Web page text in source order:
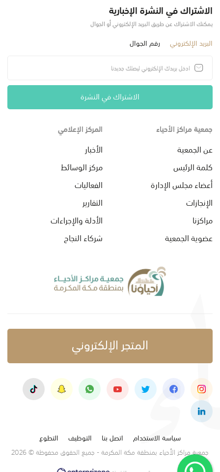
الاشتراك في النشرة الإخبارية
يمكنك الاشتراك عن طريق البريد الإلكتروني أو الجوال
البريد الإلكتروني رقم الجوال
الاشتراك في النشرة
جمعية مراكز الأحياء
عن الجمعية
كلمة الرئيس
أعضاء مجلس الإدارة
الإنجازات
مراكزنا
عضوية الجمعية
المركز الإعلامي
الأخبار
مركز الوسائط
الفعاليات
التقارير
الأدلة والإجراءات
شركاء النجاح
المتجر الإلكتروني
سياسة الاستخدام اتصل بنا التوظيف
التطوع
جمعية مراكز الأحياء بمنطقة مكة المكرمة - جميع الحقوق محفوظة © 2026